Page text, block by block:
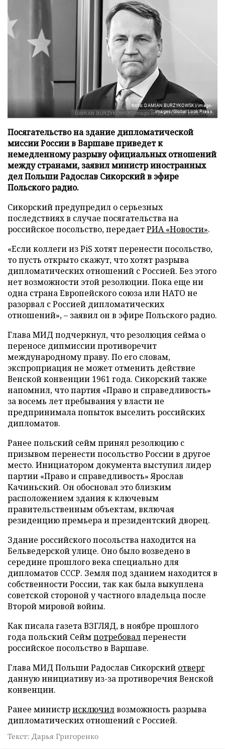
Фото: DAMIAN BURZYKOWSKI/imago-
images/Global Look Press
Посягательство на здание дипломатической
миссии России в Варшаве приведет к
немедленному разрыву официальных отношений
между странами, заявил министр иностранных
дел Польши Радослав Сикорский в эфире
Польского радио.
Сикорский предупредил о серьезных
последствиях в случае посягательства на
российское посольство, передаетРИА «Новости».
«Если коллеги из PiS хотят перенести посольство,
то пусть открыто скажут, что хотят разрыва
дипломатических отношений с Россией. Без этого
нет возможности этой резолюции. Пока еще ни
одна страна Европейского союза или НАТО не
разорвал с Россией дипломатических
отношений», – заявил он в эфире Польского радио.
Глава МИД подчеркнул, что резолюция сейма о
переносе дипмиссии противоречит
международному праву. По его словам,
экспроприация не может отменить действие
Венской конвенции 1961 года. Сикорский также
напомнил, что партия «Право и справедливость»
за восемь лет пребывания у власти не
предпринимала попыток выселить российских
дипломатов.
Ранее польский сейм принял резолюцию с
призывом перенести посольство России в другое
место. Инициатором документа выступил лидер
партии «Право и справедливость» Ярослав
Качиньский. Он обосновал это близким
расположением здания к ключевым
правительственным объектам, включая
резиденцию премьера и президентский дворец.
Здание российского посольства находится на
Бельведерской улице. Оно было возведено в
середине прошлого века специально для
дипломатов СССР. Земля под зданием находится в
собственности России, так как была выкуплена
советской стороной у частного владельца после
Второй мировой войны.
Как писала газета ВЗГЛЯД, в ноябре прошлого
года польский Сеймпотребовалперенести
российское посольство в Варшаве.
Глава МИД Польши Радослав Сикорский отверг
данную инициативу из-за противоречия Венской
конвенции.
Ранее министрисключилвозможность разрыва
дипломатических отношений с Россией.
Текст: Дарья Григоренко